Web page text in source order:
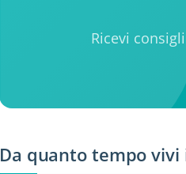
Ricevi
Da quanto tempo vivi